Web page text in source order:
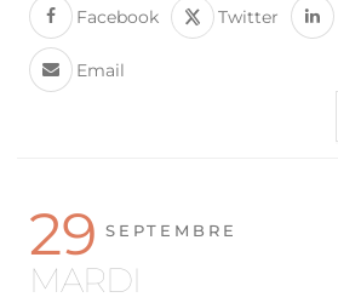
Facebook Twitter
Email
29 SEPTEMBRE
MARDI